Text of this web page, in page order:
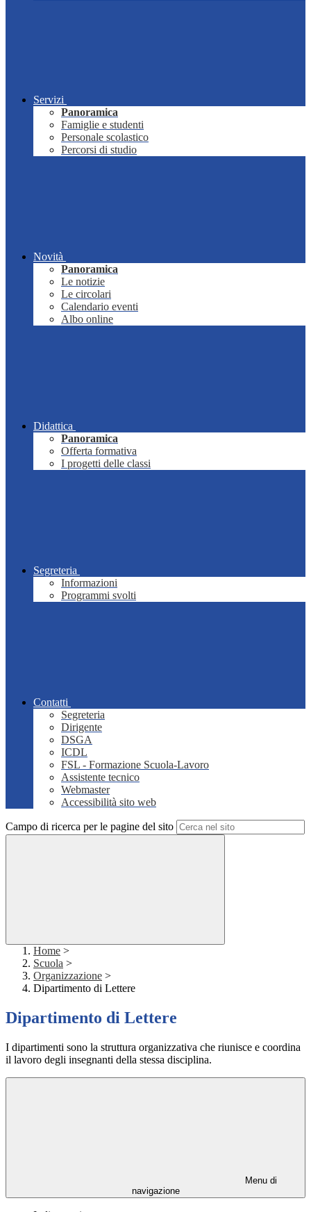
Servizi
Panoramica
Famiglie e studenti
Personale scolastico
Percorsi di studio
Novità
Panoramica
Le notizie
Le circolari
Calendario eventi
Albo online
Didattica
Panoramica
Offerta formativa
I progetti delle classi
Segreteria
Informazioni
Programmi svolti
Contatti
Segreteria
Dirigente
DSGA
ICDL
FSL - Formazione Scuola-Lavoro
Assistente tecnico
Webmaster
Accessibilità sito web
Campo di ricerca per le pagine del sito
Home >
Scuola >
Organizzazione >
Dipartimento di Lettere
Dipartimento di Lettere
I dipartimenti sono la struttura organizzativa che riunisce e coordina
il lavoro degli insegnanti della stessa disciplina.
Menu di
navigazione